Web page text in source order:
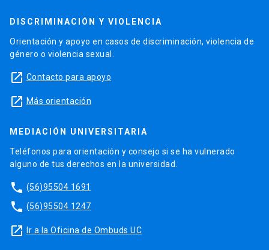
DISCRIMINACIÓN Y VIOLENCIA
Orientación y apoyo en casos de discriminación, violencia de
género o violencia sexual.
launch Contacto para apoyo
launch Más orientación
MEDIACIÓN UNIVERSITARIA
Teléfonos para orientación y consejo si se ha vulnerado
alguno de tus derechos en la universidad.
phone (56)95504 1691
phone (56)95504 1247
launch Ir a la Oficina de Ombuds UC